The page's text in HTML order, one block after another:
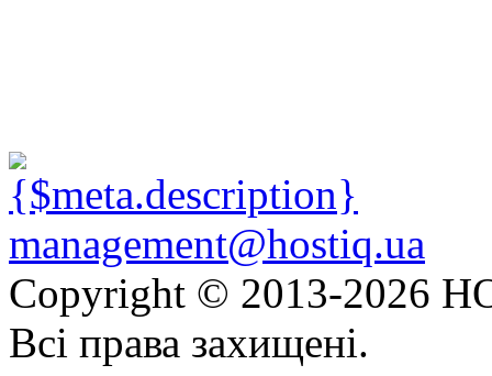
management@hostiq.ua
Copyright © 2013-2026
Всі права захищені.